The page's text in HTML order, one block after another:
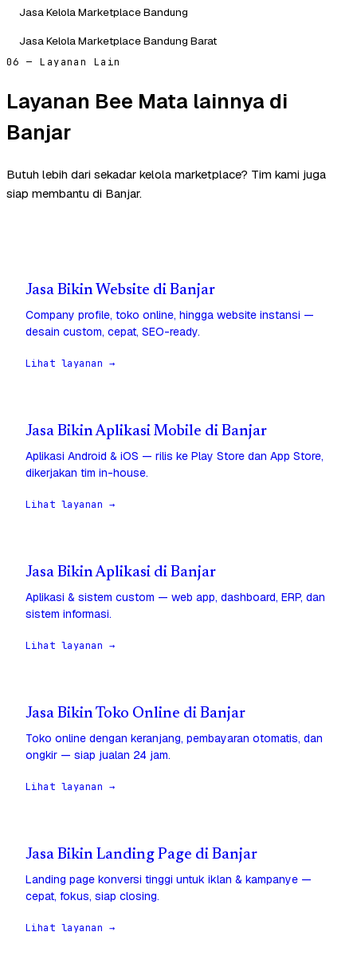
Jasa Kelola Marketplace Bandung
Jasa Kelola Marketplace Bandung Barat
06 — Layanan Lain
Layanan Bee Mata lainnya di
Banjar
Butuh lebih dari sekadar kelola marketplace? Tim kami juga
siap membantu di Banjar.
Jasa Bikin Website di Banjar
Company profile, toko online, hingga website instansi —
desain custom, cepat, SEO-ready.
Lihat layanan →
Jasa Bikin Aplikasi Mobile di Banjar
Aplikasi Android & iOS — rilis ke Play Store dan App Store,
dikerjakan tim in-house.
Lihat layanan →
Jasa Bikin Aplikasi di Banjar
Aplikasi & sistem custom — web app, dashboard, ERP, dan
sistem informasi.
Lihat layanan →
Jasa Bikin Toko Online di Banjar
Toko online dengan keranjang, pembayaran otomatis, dan
ongkir — siap jualan 24 jam.
Lihat layanan →
Jasa Bikin Landing Page di Banjar
Landing page konversi tinggi untuk iklan & kampanye —
cepat, fokus, siap closing.
Lihat layanan →